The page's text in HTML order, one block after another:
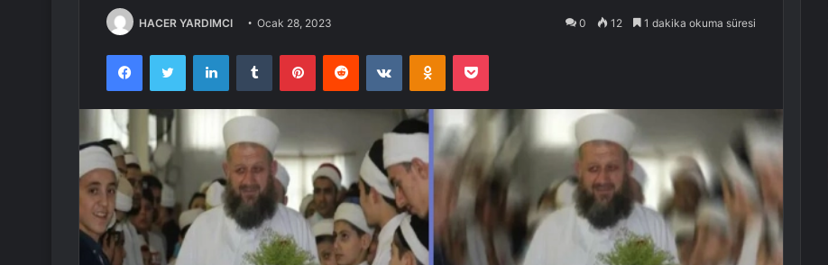
HACER YARDIMCI Ocak 28, 2023 0 12 1 dakika okuma süresi
FacebookTwitter LinkedInTumblr PinterestReddit VKontakteOdnoklassniki
Pocket